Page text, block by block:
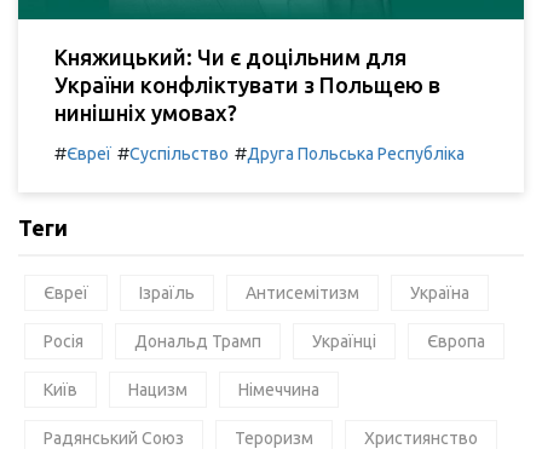
Княжицький: Чи є доцільним для
України конфліктувати з Польщею в
нинішніх умовах?
#Євреї #Суспільство #Друга Польська Республіка
Теги
Євреї Ізраїль Антисемітизм Україна
Росія Дональд Трамп Українці Європа
Київ Нацизм Німеччина
Радянський Союз Тероризм Християнство